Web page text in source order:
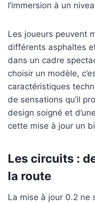
l’immersion à un
Les joueurs peuvent
différents asphaltes
dans un cadre
choisir un modèle,
caractéristiques
de sensations qu’il
design soigné et
cette mise à jour un
Les circuits :
la route
La mise à jour 0.2 ne